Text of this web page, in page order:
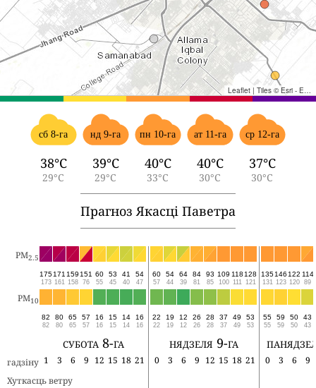
Leaflet | Tiles © Esri - Esri, DeLorme, NAVTEQ, TomTom, Intermap, iPC, USGS, FAO, NPS, NRCAN, GeoBase, Kadaster NL, Ordnance Survey, Esri Japan, METI, Esri China (Hong Kong), and the GIS User Community
сб 8-га
38°C
29°C
нд 9-га
39°C
29°C
пн 10-га
40°C
33°C
ат 11-га
40°C
30°C
ср 12-га
37°C
30°C
Прагноз Якасці Паветра
PM2.5
175
173
171
161
159
158
151
76
60
55
53
45
41
40
54
47
60
57
54
44
64
39
84
81
93
85
109
100
118
111
128
121
135
131
146
123
122
120
114
89
PM10
82
82
80
80
65
65
57
57
16
16
15
15
14
14
16
16
22
22
19
19
12
12
26
26
28
28
37
37
49
49
53
53
55
55
59
59
50
50
43
43
субота 8-га нядзеля 9-га
гадзіну 1 3 6 9 12 15 18 21 0 3 6 9 12 15 18 21 0 3 6
9
Хуткасць ветру